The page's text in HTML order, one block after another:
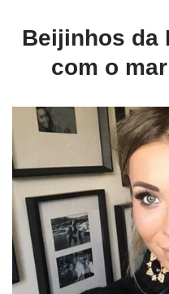
Beijinhos da
com o